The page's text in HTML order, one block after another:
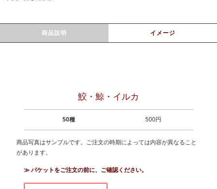
商品説明 イメージ
鮫・鯨・イルカ
50種 500円
商品写真はサンプルです。ご注文の時期によっては内容が異なること
があります。
≫ パケットをご注文の前に、ご確認ください。